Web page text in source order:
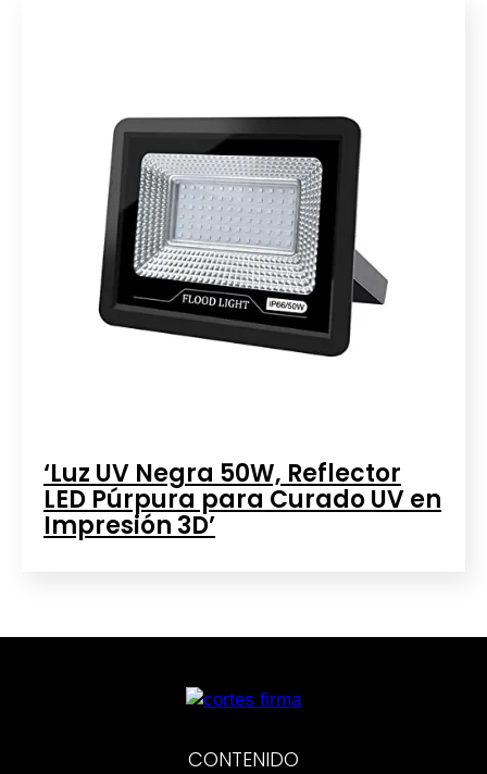
‘Luz UV Negra 50W, Reflector
LED Púrpura para Curado UV en
Impresión 3D’
CONTENIDO